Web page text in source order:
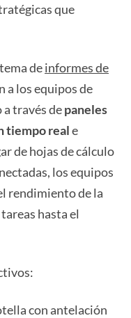
que
deinformes de
a los equipos de
través depaneles
tiempo reale
de hojas de cálculo
los equipos
rendimiento de la
hasta el
con antelación